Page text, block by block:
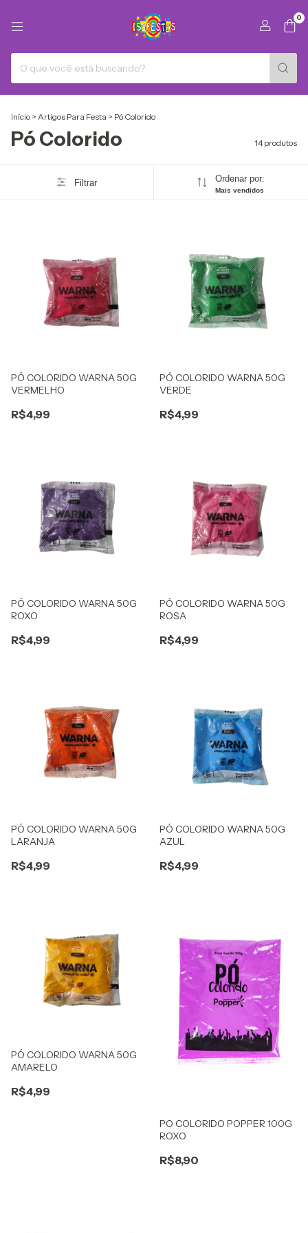
0
Início > Artigos Para Festa > Pó Colorido
Pó Colorido 14 produtos
Filtrar Ordenar por:
Mais vendidos
PÓ COLORIDO WARNA 50G
VERMELHO
R$4,99
PÓ COLORIDO WARNA 50G
VERDE
R$4,99
PÓ COLORIDO WARNA 50G
ROXO
R$4,99
PÓ COLORIDO WARNA 50G
ROSA
R$4,99
PÓ COLORIDO WARNA 50G
LARANJA
R$4,99
PÓ COLORIDO WARNA 50G
AZUL
R$4,99
PÓ COLORIDO WARNA 50G
AMARELO
R$4,99
PO COLORIDO POPPER 100G
ROXO
R$8,90